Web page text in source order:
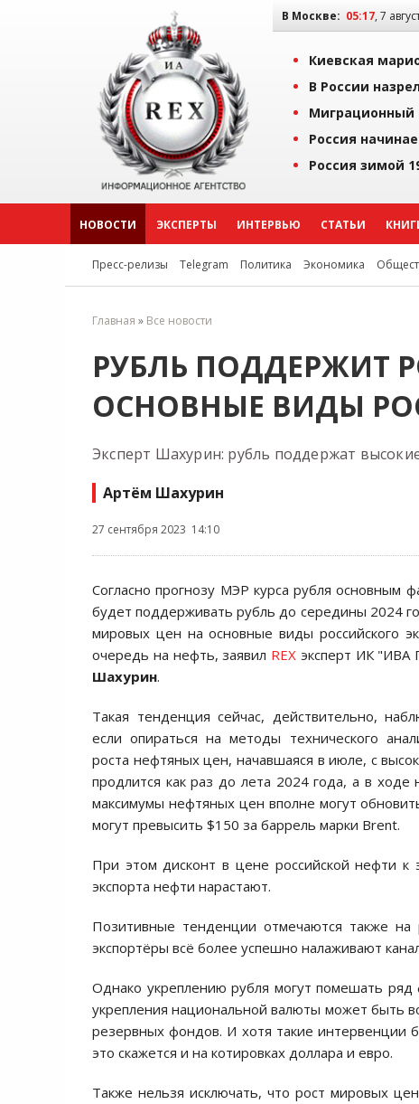
В Москве: 05:17, 7
Киевская
В России
Россия
Россия зимой
НОВОСТИ ЭКСПЕРТЫ ИНТЕРВЬЮ СТАТЬИ
Пресс-релизы Telegram Политика Экономика
Главная » Все новости
РУБЛЬ ПОДДЕРЖИТ
ОСНОВНЫЕ ВИДЫ
Эксперт Шахурин: рубль поддержат
Артём Шахурин
27 сентября 2023 14:10
Согласно прогнозу МЭР курса рубля основным
будет поддерживать рубль до середины 2024
мировых цен на основные виды российского
очередь на нефть, заявил REX эксперт ИК "ИВА
Шахурин.
Такая тенденция сейчас, действительно,
если опираться на методы технического
роста нефтяных цен, начавшаяся в июле, с
продлится как раз до лета 2024 года, а в ходе
максимумы нефтяных цен вполне могут
могут превысить $150 за баррель марки Brent.
При этом дисконт в цене российской нефти к
экспорта нефти нарастают.
Позитивные тенденции отмечаются также на
экспортёры всё более успешно налаживают
Однако укреплению рубля могут помешать
укрепления национальной валюты может быть
резервных фондов. И хотя такие интервенции
это скажется и на котировках доллара и евро.
Также нельзя исключать, что рост мировых